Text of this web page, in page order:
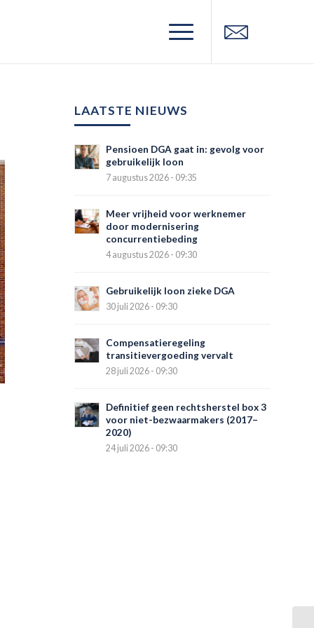
LAATSTE NIEUWS
Pensioen DGA gaat in: gevolg voor
gebruikelijk loon
7 augustus 2026 - 09:35
Meer vrijheid voor werknemer
door modernisering
concurrentiebeding
4 augustus 2026 - 09:30
Gebruikelijk loon zieke DGA
30 juli 2026 - 09:30
Compensatieregeling
transitievergoeding vervalt
28 juli 2026 - 09:30
Definitief geen rechtsherstel box 3
voor niet-bezwaarmakers (2017–
2020)
24 juli 2026 - 09:30